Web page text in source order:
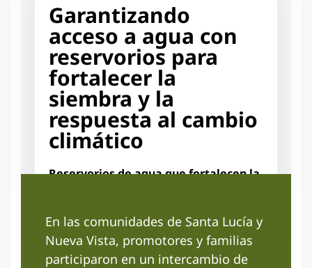
Garantizando
acceso a agua con
reservorios para
fortalecer la
siembra y la
respuesta al cambio
climático
Reservorios de agua que fortalecen la
En las comunidades de Santa Lucía y
Nueva Vista, promotores y familias
participaron en un intercambio de